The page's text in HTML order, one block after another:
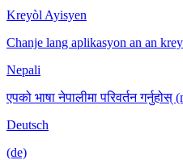
Kreyòl Ayisyen
Chanje lang aplikasyon an an
Nepali
एपको भाषा नेपालीमा परिवर्तन गर्नुहोस्
Deutsch
(de)